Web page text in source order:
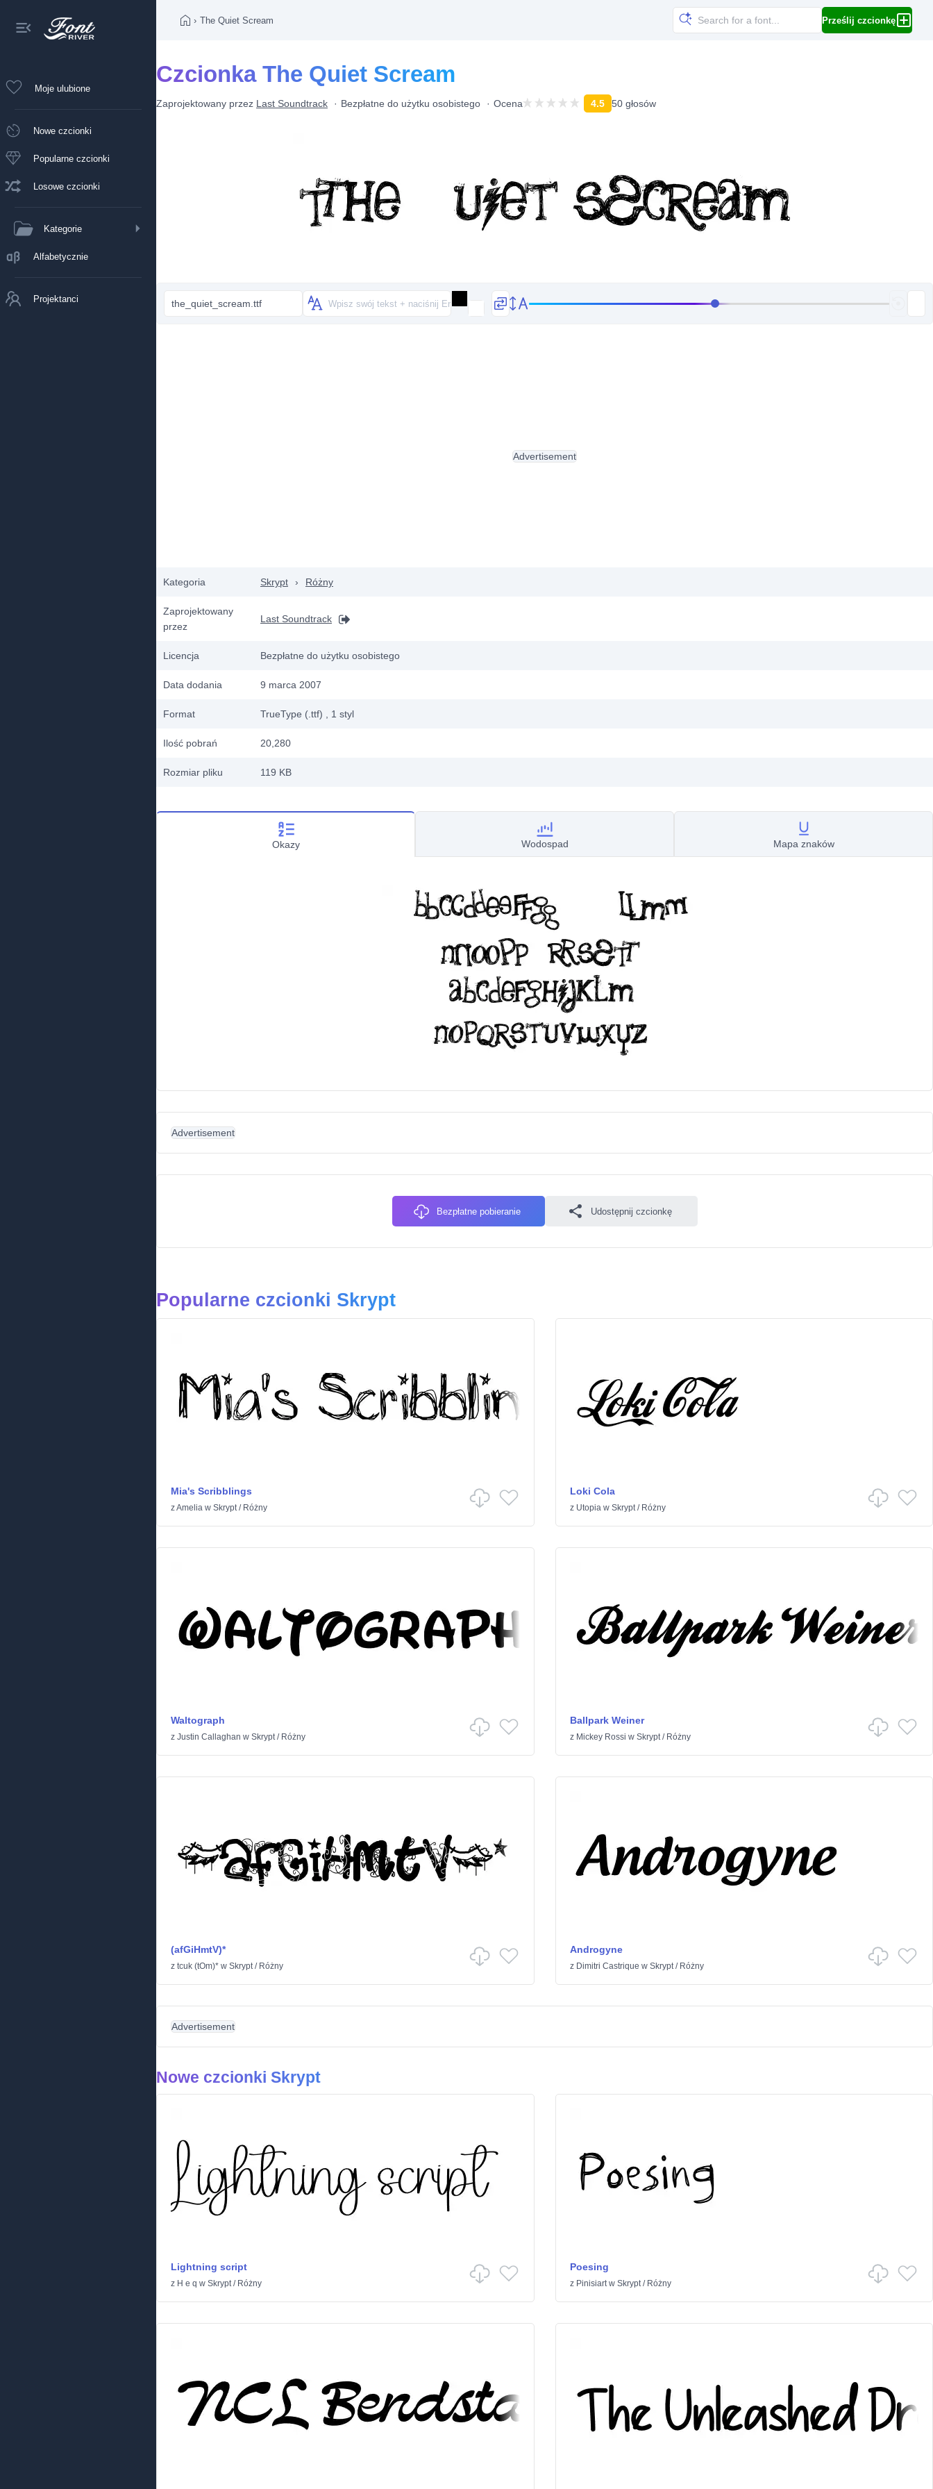
Moje ulubione
Nowe czcionki
Popularne czcionki
Losowe czcionki
Kategorie
Alfabetycznie
Projektanci
› The Quiet Scream Prześlij czcionkę
Czcionka The Quiet Scream
Zaprojektowany przez Last Soundtrack Bezpłatne do użytku osobistego Ocena 4.5 50 głosów
the_quiet_scream.ttf
Kategoria Skrypt › Różny
Zaprojektowany
przez
Last Soundtrack
Licencja Bezpłatne do użytku osobistego
Data dodania 9 marca 2007
Format TrueType (.ttf) , 1 styl
Ilość pobrań 20,280
Rozmiar pliku 119 KB
Advertisement
Okazy Wodospad Mapa znaków
Advertisement
Bezpłatne pobieranie Udostępnij czcionkę
Popularne czcionki Skrypt
Mia's Scribblings
zAmelia w Skrypt/ Różny
Loki Cola
z Utopiaw Skrypt/ Różny
Waltograph
z Justin Callaghan w Skrypt/ Różny
Ballpark Weiner
z Mickey Rossi w Skrypt/ Różny
(afGiHmtV)*
z tcuk (tOm)* w Skrypt/ Różny
Androgyne
z Dimitri Castrique w Skrypt/ Różny
Advertisement
Nowe czcionki Skrypt
Lightning script
z H e q w Skrypt/ Różny
Poesing
z Pinisiartw Skrypt/ Różny